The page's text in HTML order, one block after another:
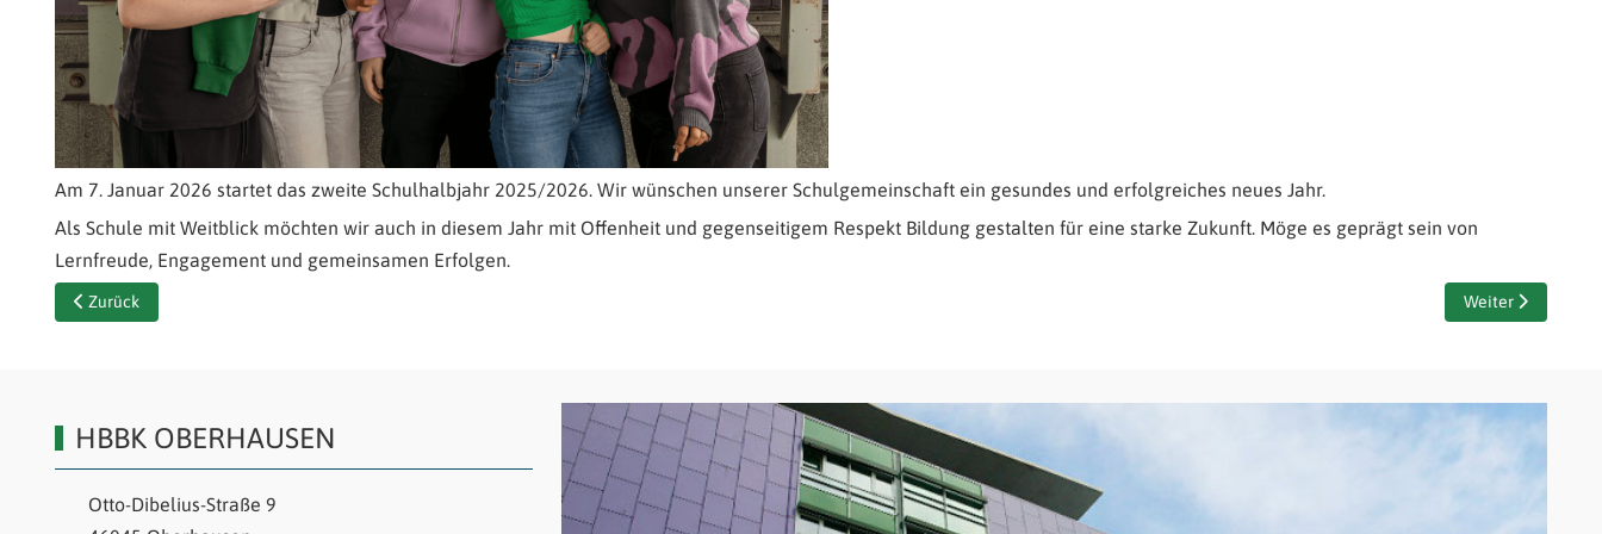
Am 7. Januar 2026 startet das zweite Schulhalbjahr 2025/2026. Wir wünschen unserer Schulgemeinschaft ein gesundes und erfolgreiches neues Jahr.
Als Schule mit Weitblick möchten wir auch in diesem Jahr mit Offenheit und gegenseitigem Respekt Bildung gestalten für eine starke Zukunft. Möge es geprägt sein von
Lernfreude, Engagement und gemeinsamen Erfolgen.
Vorheriger Beitrag: Montag kein Präsenzunterricht wegen Glättegefahr
Zurück Nächster Beitrag:
Weiter
HBBK OBERHAUSEN
Otto-Dibelius-Straße 9